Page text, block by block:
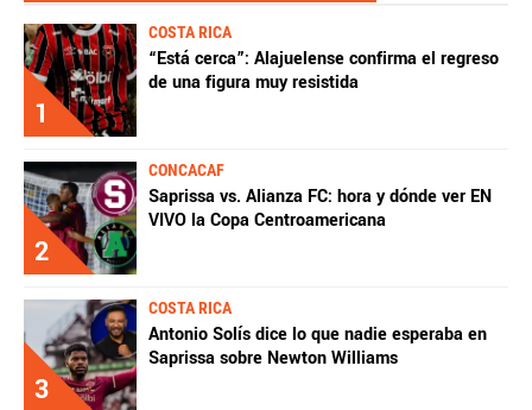
1
COSTA RICA
“Está cerca”: Alajuelense confirma el regreso
de una figura muy resistida
2
CONCACAF
Saprissa vs. Alianza FC: hora y dónde ver EN
VIVO la Copa Centroamericana
3
COSTA RICA
Antonio Solís dice lo que nadie esperaba en
Saprissa sobre Newton Williams